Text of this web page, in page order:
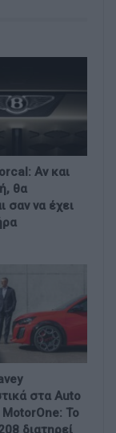
Αν και
θα
σαν να έχει
στα Auto
MotorOne: Το
διατηρεί